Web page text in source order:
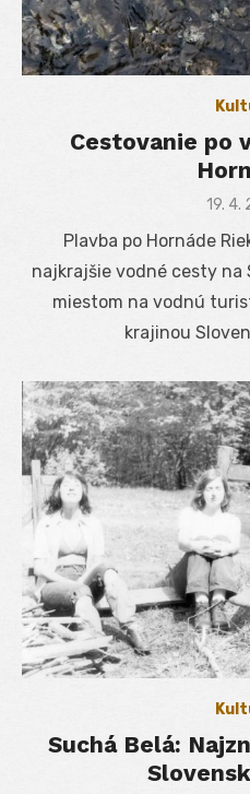
Cestovanie po
19. 4.
Plavba po Hornáde
najkrajšie vodné cesty na
miestom na vodnú
krajinou
Suchá Belá: